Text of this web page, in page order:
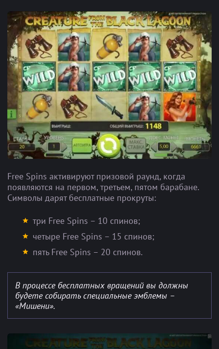
Free Spins активируют призовой раунд, когда
появляются на первом, третьем, пятом барабане.
Символы дарят бесплатные прокруты:
три Free Spins – 10 спинов;
четыре Free Spins – 15 спинов;
пять Free Spins – 20 спинов.
В процессе бесплатных вращений вы должны
будете собирать специальные эмблемы –
«Мишени».